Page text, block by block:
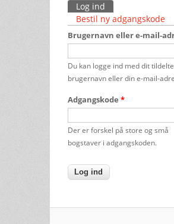
Primære faneblade
Log ind
Bestil ny adgangskode
Brugernavn eller e-mail-
Du kan logge ind med dit tildelte
brugernavn eller din e-mail-
Adgangskode *
Der er forskel på store og små
bogstaver i adgangskoden.